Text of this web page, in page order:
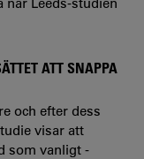
ATT SNAPPA
och efter dess
visar att
som vanligt -